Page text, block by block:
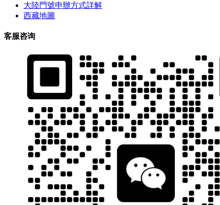
大陸門號申辦方式詳解
西藏地圖
客服咨询